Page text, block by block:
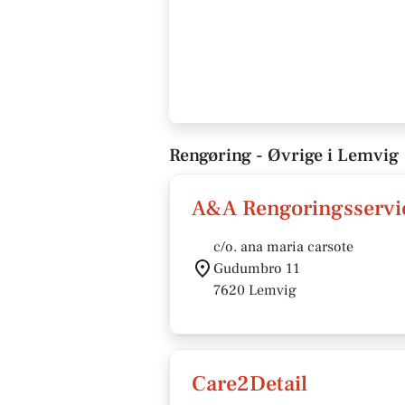
Rengøring - Øvrige i Lemvig
A&A
c/o. ana maria carsote
Gudumbro 11
7620 Lemvig
Care2Detail